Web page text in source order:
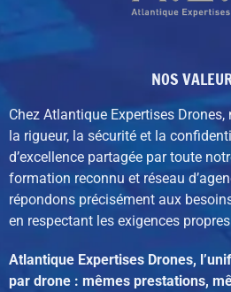
NOS
Chez Atlantique Expertises
la rigueur, la sécurité et la
d’excellence partagée par toute
formation reconnu et réseau
répondons précisément aux
en respectant les exigences
Atlantique Expertises Drones,
par drone : mêmes prestations,